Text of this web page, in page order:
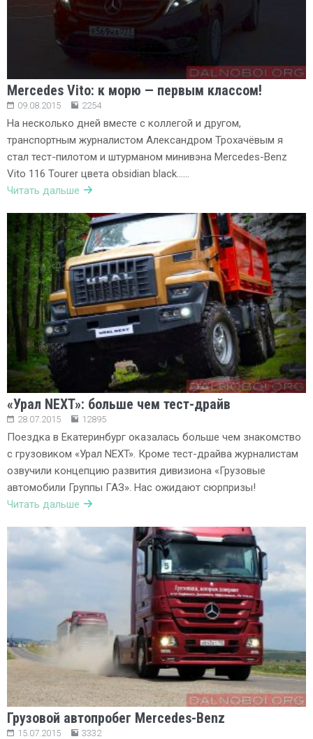
Mercedes Vito: к морю — первым классом!
09.08.2015 2254
На несколько дней вместе с коллегой и другом,
транспортным журналистом Александром Трохачёвым я
стал тест-пилотом и штурманом минивэна Mercedes-Benz
Vito 116 Tourer цвета obsidian black……
Читать дальше
«Урал NEXT»: больше чем тест-драйв
28.07.2015 12895
Поездка в Екатеринбург оказалась больше чем знакомство
с грузовиком «Урал NEXT». Кроме тест-драйва журналистам
озвучили концепцию развития дивизиона «Грузовые
автомобили Группы ГАЗ». Нас ожидают сюрпризы!
Читать дальше
Грузовой автопробег Mercedes-Benz
15.07.2015 3332